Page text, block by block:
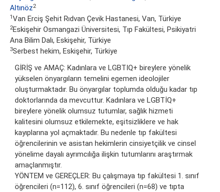
Altınöz2
1Van Erciş Şehit Rıdvan Çevik Hastanesi, Van, Türkiye
2Eskişehir Osmangazi Üniversitesi, Tıp Fakültesi, Psikiyatri
Ana Bilim Dalı, Eskişehir, Türkiye
3Serbest hekim, Eskişehir, Türkiye
GİRİŞ ve AMAÇ: Kadınlara ve LGBTIQ+ bireylere yönelik
yükselen önyargıların temelini egemen ideolojiler
oluşturmaktadır. Bu önyargılar toplumda olduğu kadar tıp
doktorlarında da mevcuttur. Kadınlara ve LGBTİQ+
bireylere yönelik olumsuz tutumlar, sağlık hizmeti
kalitesini olumsuz etkilemekte, eşitsizliklere ve hak
kayıplarına yol açmaktadır. Bu nedenle tıp fakültesi
öğrencilerinin ve asistan hekimlerin cinsiyetçilik ve cinsel
yönelime dayalı ayrımcılığa ilişkin tutumlarını araştırmak
amaçlanmıştır.
YÖNTEM ve GEREÇLER: Bu çalışmaya tıp fakültesi 1. sınıf
öğrencileri (n=112), 6. sınıf öğrencileri (n=68) ve tıpta